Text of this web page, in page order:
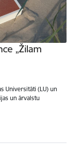
„Žilam
Universitāti (LU) un
un ārvalstu